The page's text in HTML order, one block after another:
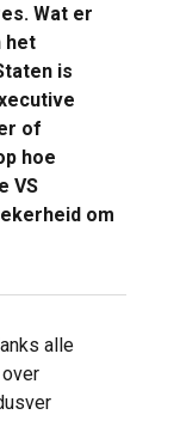
Wat er
het
is
of
hoe
VS
om
alle